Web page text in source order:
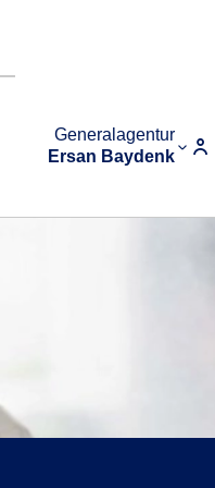
Generalagentur
Ersan Baydenk